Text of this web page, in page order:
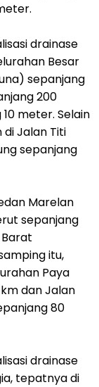
drainase
Besar
sepanjang
200
meter. Selain
di Jalan Titi
sepanjang
Marelan
sepanjang
itu,
Paya
km dan Jalan
80
drainase
tepatnya di